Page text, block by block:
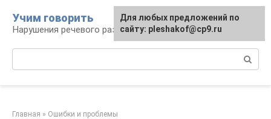
контенту
Учим говорить
Нарушения речевого развития
Главная » Ошибки и проблемы
Для любых предложений по
сайту: pleshakof@cp9.ru